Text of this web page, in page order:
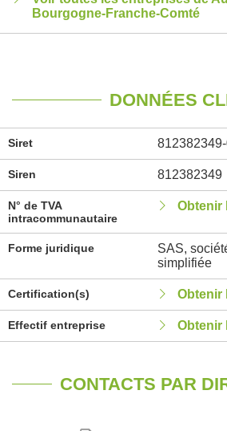
Bourgogne-Franche-Comté
DONNÉES
Siret
Siren 812382349
N° de TVA
intracommunautaire
Obtenir
Forme juridique
SAS,
simplifiée
Certification(s) Obtenir
Effectif entreprise Obtenir
CONTACTS PAR